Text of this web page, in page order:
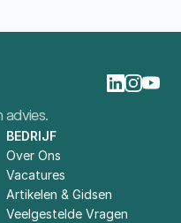
advies.
BEDRIJF
Over Ons
Vacatures
Artikelen & Gidsen
Veelgestelde Vragen